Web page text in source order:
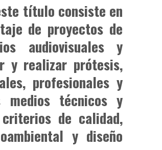
título consiste en
de proyectos de
audiovisuales y
y realizar prótesis,
profesionales y
medios técnicos y
de calidad,
y diseño